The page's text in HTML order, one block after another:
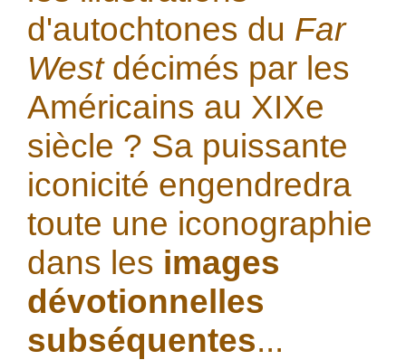
d'autochtones du Far
Westdécimés par les
Américains au XIXe
siècle ? Sa puissante
iconicité engendredra
toute une iconographie
dans les images
dévotionnelles
subséquentes...